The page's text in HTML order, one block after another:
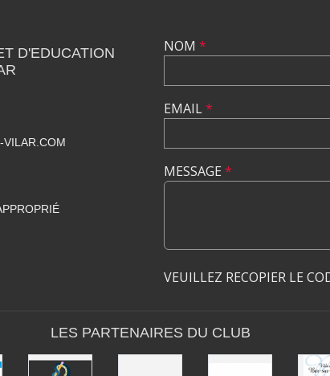
D'EDUCATION
VILAR.COM
NOM *
EMAIL*
MESSAGE *
VEUILLEZ RECOPIER LE
LES PARTENAIRES DU CLUB